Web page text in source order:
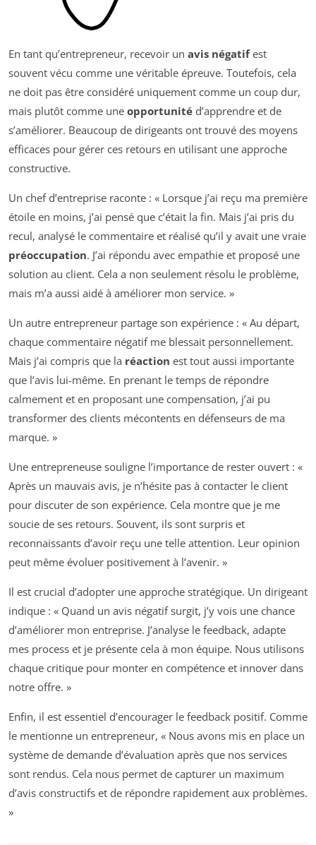
En tant qu’entrepreneur, recevoir un avis négatifest
souvent vécu comme une véritable épreuve. Toutefois, cela
ne doit pas être considéré uniquement comme un coup dur,
mais plutôt comme une opportunité d’apprendre et de
s’améliorer. Beaucoup de dirigeants ont trouvé des moyens
efficaces pour gérer ces retours en utilisant une approche
constructive.
Un chef d’entreprise raconte : « Lorsque j’ai reçu ma première
étoile en moins, j’ai pensé que c’était la fin. Mais j’ai pris du
recul, analysé le commentaire et réalisé qu’il y avait une vraie
préoccupation. J’ai répondu avec empathie et proposé une
solution au client. Cela a non seulement résolu le problème,
mais m’a aussi aidé à améliorer mon service. »
Un autre entrepreneur partage son expérience : « Au départ,
chaque commentaire négatif me blessait personnellement.
Mais j’ai compris que la réaction est tout aussi importante
que l’avis lui-même. En prenant le temps de répondre
calmement et en proposant une compensation, j’ai pu
transformer des clients mécontents en défenseurs de ma
marque. »
Une entrepreneuse souligne l’importance de rester ouvert : «
Après un mauvais avis, je n’hésite pas à contacter le client
pour discuter de son expérience. Cela montre que je me
soucie de ses retours. Souvent, ils sont surpris et
reconnaissants d’avoir reçu une telle attention. Leur opinion
peut même évoluer positivement à l’avenir. »
Il est crucial d’adopter une approche stratégique. Un dirigeant
indique : « Quand un avis négatif surgit, j’y vois une chance
d’améliorer mon entreprise. J’analyse le feedback, adapte
mes process et je présente cela à mon équipe. Nous utilisons
chaque critique pour monter en compétence et innover dans
notre offre. »
Enfin, il est essentiel d’encourager le feedback positif. Comme
le mentionne un entrepreneur, « Nous avons mis en place un
système de demande d’évaluation après que nos services
sont rendus. Cela nous permet de capturer un maximum
d’avis constructifs et de répondre rapidement aux problèmes.
»